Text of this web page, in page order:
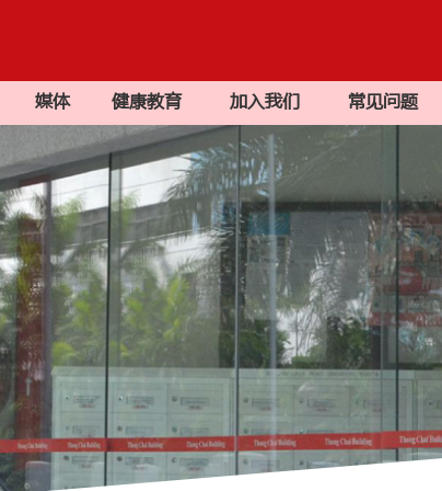
媒体 健康教育 加入我们 常见问题